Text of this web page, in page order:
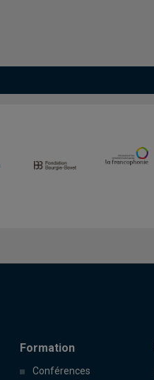
Formation
Conférences